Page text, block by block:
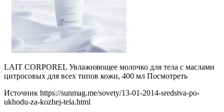
LAIT CORPOREL Увлажняющее молочко для тела с маслами
цитросовых для всех типов кожи, 400 мл Посмотреть
Источник https://sunmag.me/sovety/13-01-2014-sredstva-po-
ukhodu-za-kozhej-tela.html